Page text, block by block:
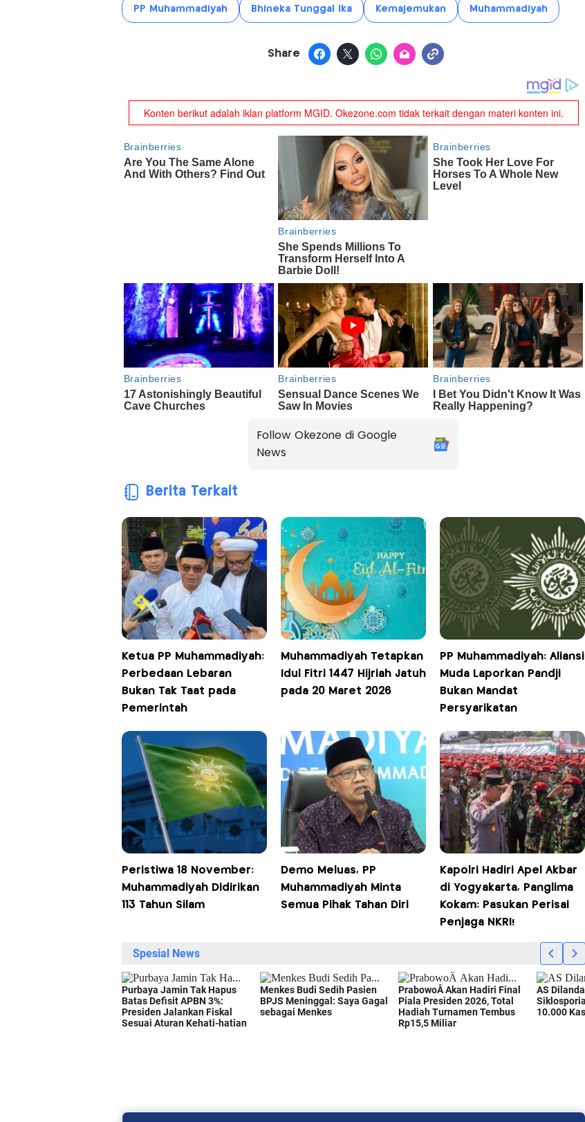
PP Muhammadiyah Bhineka Tunggal Ika Kemajemukan Muhammadiyah
Share
Follow Okezone di Google
News
Berita Terkait
Ketua PP Muhammadiyah:
Perbedaan Lebaran
Bukan Tak Taat pada
Pemerintah
Muhammadiyah Tetapkan
Idul Fitri 1447 Hijriah Jatuh
pada 20 Maret 2026
PP Muhammadiyah: Aliansi
Muda Laporkan Pandji
Bukan Mandat
Persyarikatan
Peristiwa 18 November:
Muhammadiyah Didirikan
113 Tahun Silam
Demo Meluas, PP
Muhammadiyah Minta
Semua Pihak Tahan Diri
Kapolri Hadiri Apel Akbar
di Yogyakarta, Panglima
Kokam: Pasukan Perisai
Penjaga NKRI!